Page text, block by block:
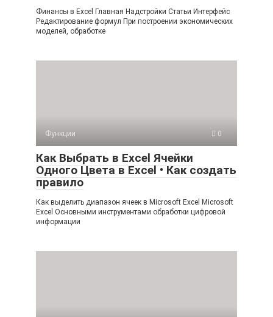
Финансы в Excel Главная Надстройки Статьи Интерфейс
Редактирование формул При построении экономических
моделей, обработке
Функции 0
Как Выбрать в Excel Ячейки
Одного Цвета в Excel • Как создать
правило
Как выделить диапазон ячеек в Microsoft Excel Microsoft
Excel Основными инструментами обработки цифровой
информации